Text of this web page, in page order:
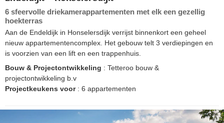
6 sfeervolle driekamerappartementen met elk een gezellig
hoekterras
Aan de Endeldijk in Honselersdijk verrijst binnenkort een geheel
nieuw appartementencomplex. Het gebouw telt 3 verdiepingen en
is voorzien van een lift en een trappenhuis.
Bouw & Projectontwikkeling : Tetteroo bouw &
projectontwikkeling b.v
Projectkeukens voor: 6 appartementen